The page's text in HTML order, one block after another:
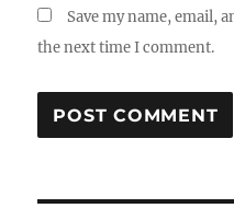
Save my name, email,
the next time I comment.